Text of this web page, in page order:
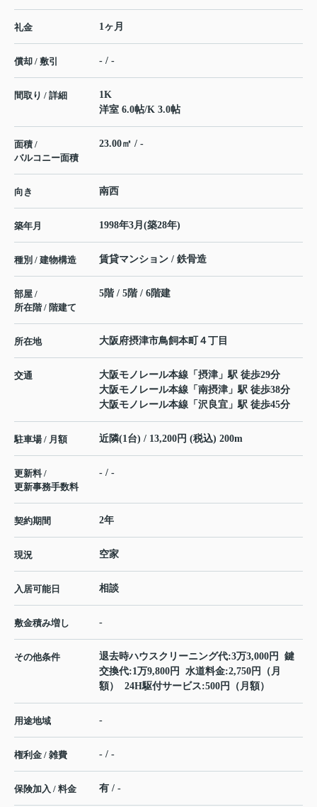
礼金 1ヶ月
償却 / 敷引 - / -
間取り / 詳細
1K
洋室 6.0帖/K 3.0帖
面積 /
バルコニー面積
23.00㎡ / -
向き 南西
築年月 1998年3月(築28年)
種別 / 建物構造 賃貸マンション / 鉄骨造
部屋 /
所在階 / 階建て
5階 / 5階 / 6階建
所在地 大阪府摂津市鳥飼本町 ４丁目
交通 大阪モノレール本線 「 摂津 」駅 徒歩29分
大阪モノレール本線 「 南摂津 」駅 徒歩38分
大阪モノレール本線 「 沢良宜 」駅 徒歩45分
駐車場 / 月額 近隣(1台) / 13,200円 (税込) 200m
更新料 /
更新事務手数料
- / -
契約期間 2年
現況 空家
入居可能日 相談
敷金積み増し -
その他条件
退去時ハウスクリーニング代:3万3,000円 鍵
交換代:1万9,800円 水道料金:2,750円（月
額） 24H駆付サービス:500円（月額）
用途地域 -
権利金 / 雑費 - / -
保険加入 / 料金 有 / -